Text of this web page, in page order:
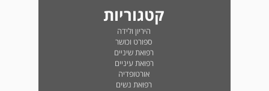
קטגוריות
היריון ולידה
ספורט וכושר
רפואת שיניים
רפואת עיניים
אורטופדיה
רפואת נשים